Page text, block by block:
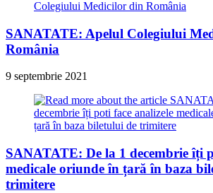
SANATATE: Apelul Colegiului
România
9 septembrie 2021
SANATATE: De la 1 decembrie îți
medicale oriunde în țară în baza
trimitere